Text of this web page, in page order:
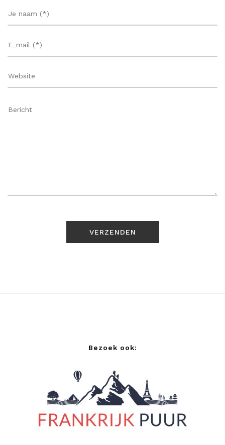
Bezoek ook: